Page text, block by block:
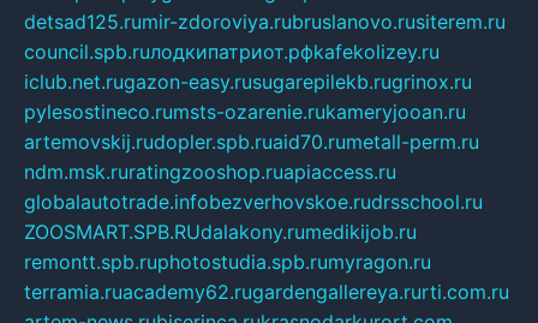
detsad125.rumir-zdoroviya.rubruslanovo.rusiterem.ru
council.spb.ruлодкипатриот.рфkafekolizey.ru
iclub.net.rugazon-easy.rusugarepilekb.rugrinox.ru
pylesostineco.rumsts-ozarenie.rukameryjooan.ru
artemovskij.rudopler.spb.ruaid70.rumetall-perm.ru
ndm.msk.ruratingzooshop.ruapiaccess.ru
globalautotrade.infobezverhovskoe.rudrsschool.ru
ZOOSMART.SPB.RUdalakony.rumedikijob.ru
remontt.spb.ruphotostudia.spb.rumyragon.ru
terramia.ruacademy62.rugardengallereya.rurti.com.ru